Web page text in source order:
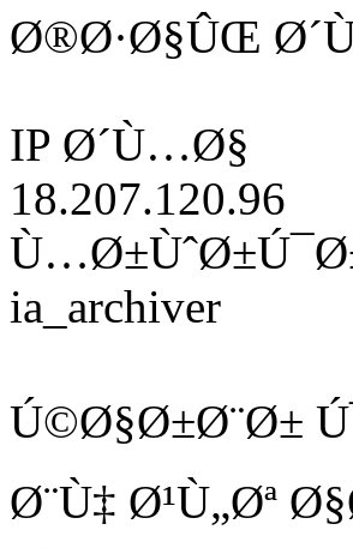
Ø®Ø·Ø§ÛŒ
IP Ø´Ù…Ø§
18.207.120.96
ia_archiver
Ú©Ø§Ø±Ø¨Ø±
Ø¨Ù‡ Ø¹Ù„Øª